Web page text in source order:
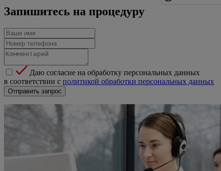
Запишитесь на процедуру
Даю согласие на обработку персональных данных
в соответствии с политикой обработки персональных данных
Отправить запрос